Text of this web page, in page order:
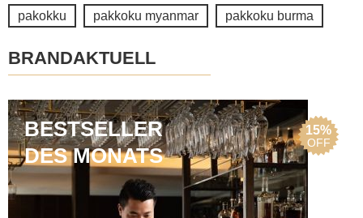
pakokku pakkoku myanmar pakkoku burma
BRANDAKTUELL
15%
OFF
BESTSELLER
DES MONATS